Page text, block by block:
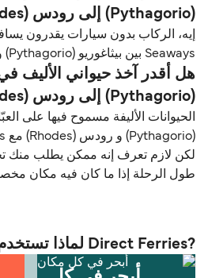
(Pythagorio) إلى رودس (Rhodes)؟
Seaways بين بيثاغوريو (Pythagorio) و رودس (Rhodes).
هل أقدر آخذ حيواني الأليف في
(Pythagorio) إلى رودس (Rhodes)؟
الحيوانات الأليفة مسموح فيها على
لكن لازم تعرف إنه ممكن يطلب منك
طول الرحلة إذا ما كان فيه مكان
?Direct Ferries لماذا تستخدم